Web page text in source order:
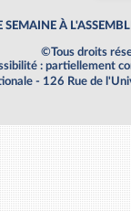
SEMAINE À
©Tous droits
: partiellement
- 126 Rue de